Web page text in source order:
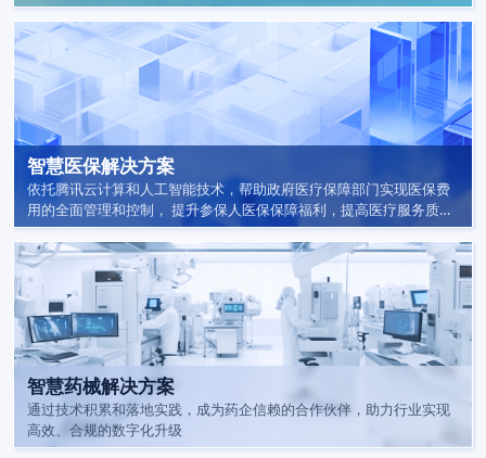
智慧医保解决方案
依托腾讯云计算和人工智能技术，帮助政府医疗保障部门实现医保费
用的全面管理和控制， 提升参保人医保保障福利，提高医疗服务质
量，降低医保成本。
智慧药械解决方案
通过技术积累和落地实践，成为药企信赖的合作伙伴，助力行业实现
高效、合规的数字化升级